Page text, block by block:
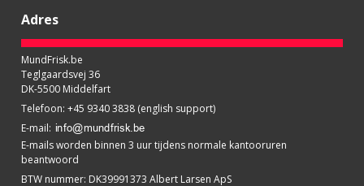
Adres
MundFrisk.be
Teglgaardsvej 36
DK-5500 Middelfart
Telefoon: +45 9340 3838 (english support)
E-mail:
E-mails worden binnen 3 uur tijdens normale kantooruren
beantwoord
BTW nummer: DK39991373 Albert Larsen ApS